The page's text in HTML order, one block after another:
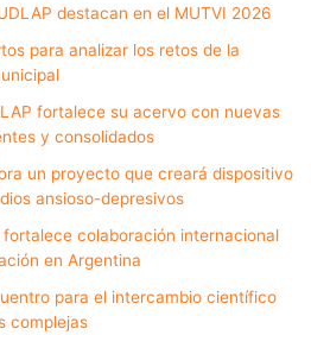
destacan en el MUTVI 2026
para analizar los retos de la
fortalece su acervo con nuevas
y consolidados
un proyecto que creará dispositivo
ansioso-depresivos
colaboración internacional
en Argentina
para el intercambio científico
complejas